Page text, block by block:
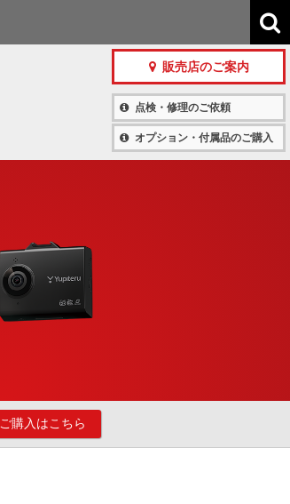
販売店のご案内
点検・修理のご依頼
オプション・付属品のご購入
購入はこちら